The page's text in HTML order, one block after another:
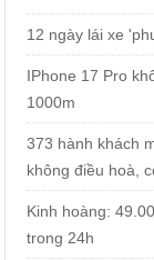
12 ngày lái xe
IPhone 17 Pro
1000m
373 hành khách
không điều hoà,
Kinh hoàng:
trong 24h